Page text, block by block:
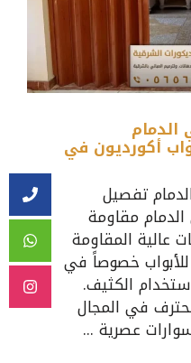
أبواب أكورديون في
تفصيل
مقاومة
عالية المقاومة
خصوصاً في
الكثيف.
في المجال
عصرية ...